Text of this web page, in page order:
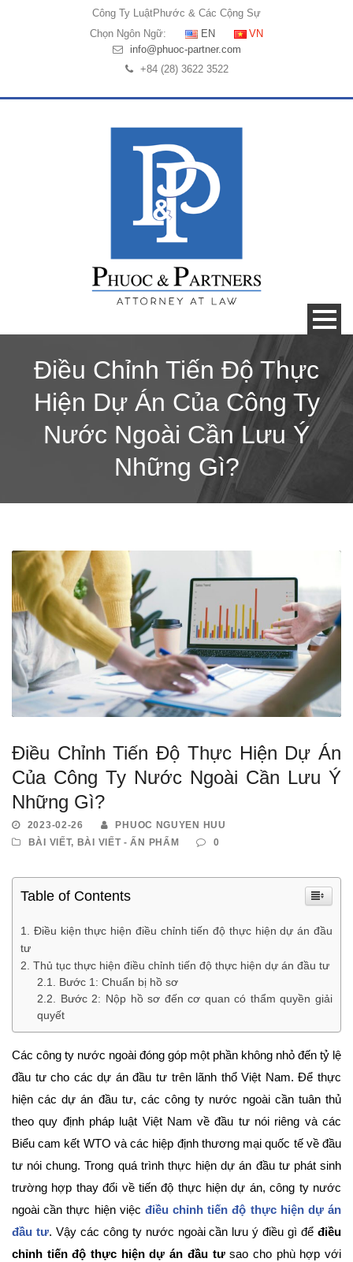
Công Ty LuậtPhước & Các Cộng Sự
Chọn Ngôn Ngữ:
EN
VN
info@phuoc-partner.com
+84 (28) 3622 3522
Điều Chỉnh Tiến Độ Thực
Hiện Dự Án Của Công Ty
Nước Ngoài Cần Lưu Ý
Những Gì?
Điều Chỉnh Tiến Độ Thực Hiện Dự Án
Của Công Ty Nước Ngoài Cần Lưu Ý
Những Gì?
2023-02-26
PHUOC NGUYEN HUU
BÀI VIẾT, BÀI VIẾT - ẤN PHẨM 0
Table of Contents
Điều kiện thực hiện điều chỉnh tiến độ thực hiện dự án đầu
tư
Thủ tục thực hiện điều chỉnh tiến độ thực hiện dự án đầu tư
Bước 1: Chuẩn bị hồ sơ
Bước 2: Nộp hồ sơ đến cơ quan có thẩm quyền giải
quyết
Các công ty nước ngoài đóng góp một phần không nhỏ đến tỷ lệ
đầu tư cho các dự án đầu tư trên lãnh thổ Việt Nam. Để thực
hiện các dự án đầu tư, các công ty nước ngoài cần tuân thủ
theo quy định pháp luật Việt Nam về đầu tư nói riêng và các
Biểu cam kết WTO và các hiệp định thương mại quốc tế về đầu
tư nói chung. Trong quá trình thực hiện dự án đầu tư phát sinh
trường hợp thay đổi về tiến độ thực hiện dự án, công ty nước
ngoài cần thực hiện việc điều chỉnh tiến độ thực hiện dự án
đầu tư. Vậy các công ty nước ngoài cần lưu ý điều gì đểđiều
chỉnh tiến độ thực hiện dự án đầu tưsao cho phù hợp với